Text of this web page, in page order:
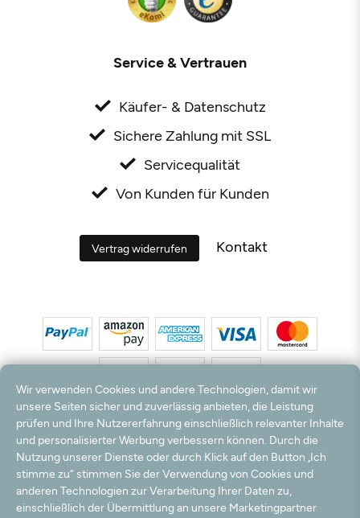
Service & Vertrauen
Käufer- & Datenschutz
Sichere Zahlung mit SSL
Servicequalität
Von Kunden für Kunden
Vertrag widerrufen Kontakt
*Alle Preise inkl. MwSt. und zzgl. Versandkosten. **Kostenloser Versand und Rückversand
nur innerhalb Deutschlands und Österreichs.
Hinweis:Wir nutzen Ihre E-Mail Adresse für werbliche Zwecke, die jederzeit widerrufen
werden können. Ihre Daten werden nicht an Dritte weitergegeben.
© 2003 - 2026 Teppichversand24 GmbH / Alle Rechte vorbehalten. powered by
createyourtemplate
Wir verwenden Cookies und andere Technologien, damit wir
unsere Seiten sicher und zuverlässig anbieten, die Leistung
prüfen und Ihre Nutzererfahrung einschließlich relevanter Inhalte
und personalisierter Werbung verbessern können. Durch die
Nutzung unserer Dienste oder durch Klick auf den Button „Ich
stimme zu“ stimmen Sie der Verwendung von Cookies und
anderen Technologien zur Verarbeitung Ihrer Daten zu,
einschließlich der Übermittlung an unsere Marketingpartner